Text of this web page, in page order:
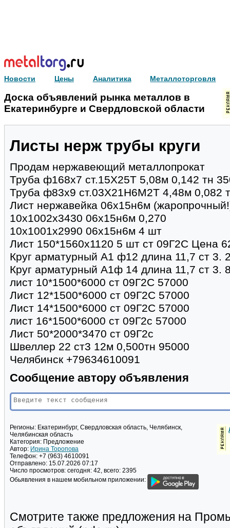
Новости Цены Аналитика Металлоторговля
Доска объявлений рынка металлов в
Екатеринбурге и Свердловской области
Листы нерж трубы круги
Продам нержавеющий металлопрокат
Труба ф168х7 ст.15Х25Т 5,08м 0,142 тн
Труба ф83х9 ст.03Х21Н6М2Т 4,48м 0,082
Лист нержавейка 06х15н6м
10х1002х3430 06х15н6м 0,270
10х1001х2990 06х15н6м 4 шт
Лист 150*1560х1120 5 шт ст 09Г2С Цена
Круг арматурный А1 ф12 длина 11,7 ст 3.
Круг арматурный А1ф 14 длина 11,7 ст 3.
лист 10*1500*6000 ст 09Г2С 57000
Лист 12*1500*6000 ст 09Г2С 57000
Лист 14*1500*6000 ст 09Г2С 57000
лист 16*1500*6000 ст 09Г2с 57000
Лист 50*2000*3470 ст 09Г2с
Швеллер 22 ст3 12м 0,500тн 95000
Челябинск +79634610091
Сообщение автору объявления
Регионы: Екатеринбург, Свердловская область, Челябинск,
Челябинская область
Категория: Предложение
Автор: Ирина Торопова
Телефон: +7 (963) 4610091
Отправлено: 15.07.2026 07:17
Число просмотров: сегодня: 42, всего: 2395
Обьявления в нашем мобильном приложении:
Смотрите также предложения на